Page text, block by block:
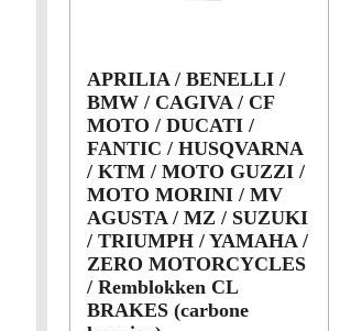
APRILIA / BENELLI /
BMW / CAGIVA / CF
MOTO / DUCATI /
FANTIC / HUSQVARNA
/ KTM / MOTO GUZZI /
MOTO MORINI / MV
AGUSTA / MZ / SUZUKI
/ TRIUMPH / YAMAHA /
ZERO MOTORCYCLES
/ Remblokken CL
BRAKES (carbone